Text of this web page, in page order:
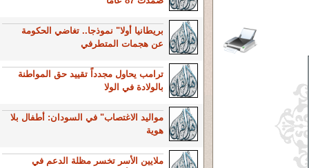
بريطانيا أولا" نموذجا.. تغاضي الحكومة
عن هجمات المتطرفي
ترامب يحاول مجدداً تقييد حق المواطنة
بالولادة في الولا
مواليد الاغتصاب" في السودان: أطفال بلا
هوية
ملايين الأسر تخسر مظلة الدعم في